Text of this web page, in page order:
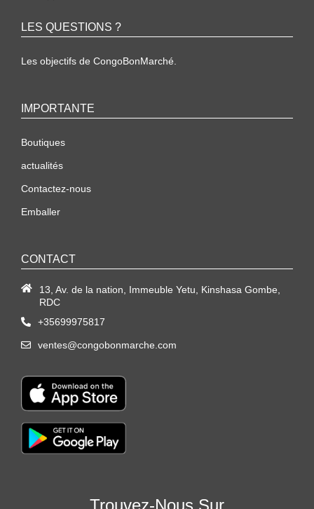
LES QUESTIONS ?
Les objectifs de CongoBonMarché.
IMPORTANTE
Boutiques
actualités
Contactez-nous
Emballer
CONTACT
13, Av. de la nation, Immeuble Yetu, Kinshasa Gombe,
RDC
+35699975817
ventes@congobonmarche.com
Trouvez-Nous Sur